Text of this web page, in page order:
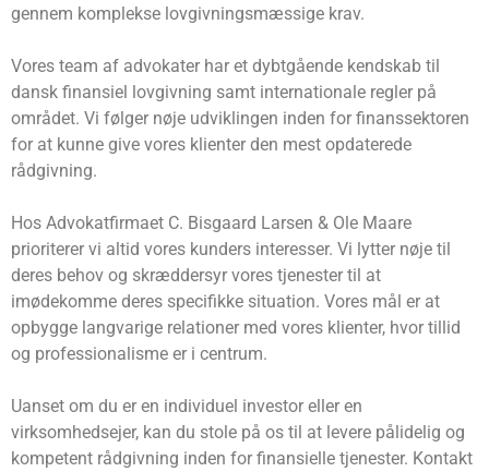
gennem komplekse lovgivningsmæssige krav.
Vores team af advokater har et dybtgående kendskab til
dansk finansiel lovgivning samt internationale regler på
området. Vi følger nøje udviklingen inden for finanssektoren
for at kunne give vores klienter den mest opdaterede
rådgivning.
Hos Advokatfirmaet C. Bisgaard Larsen & Ole Maare
prioriterer vi altid vores kunders interesser. Vi lytter nøje til
deres behov og skræddersyr vores tjenester til at
imødekomme deres specifikke situation. Vores mål er at
opbygge langvarige relationer med vores klienter, hvor tillid
og professionalisme er i centrum.
Uanset om du er en individuel investor eller en
virksomhedsejer, kan du stole på os til at levere pålidelig og
kompetent rådgivning inden for finansielle tjenester. Kontakt